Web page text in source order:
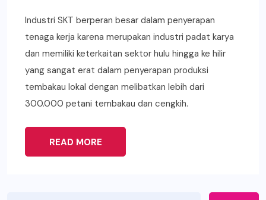
Industri SKT berperan besar dalam penyerapan
tenaga kerja karena merupakan industri padat karya
dan memiliki keterkaitan sektor hulu hingga ke hilir
yang sangat erat dalam penyerapan produksi
tembakau lokal dengan melibatkan lebih dari
300.000 petani tembakau dan cengkih.
READ MORE